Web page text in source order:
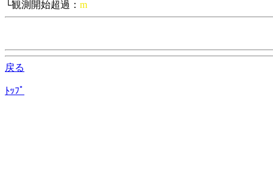
└観測開始超過： m
戻る
ﾄｯﾌﾟ